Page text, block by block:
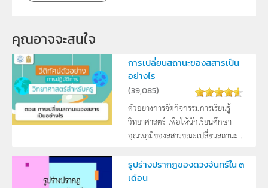
คุณอาจจะสนใจ
การเปลี่ยนสถานะของสสารเป็น
อย่างไร
(39,085)
ตัวอย่างการจัดกิจกรรมการเรียนรู้
วิทยาศาสตร์ เพื่อให้นักเรียนศึกษา
อุณหภูมิของสสารขณะเปลี่ยนสถานะ ...
รูปร่างปรากฏของดวงจันทร์ใน ๓
เดือน